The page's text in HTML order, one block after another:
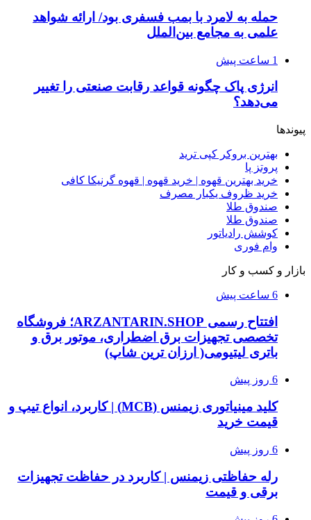
حمله به لامرد با بمب فسفری بود/ ارائه شواهد
علمی به مجامع بین‌الملل
1 ساعت پیش
انرژی پاک چگونه قواعد رقابت صنعتی را تغییر
می‌دهد؟
پیوندها
بهترین بروکر کپی ترید
پروتز پا
خرید بهترین قهوه | خرید قهوه | قهوه گرنیکا کافی
خرید ظروف یکبار مصرف
صندوق طلا
صندوق طلا
کوشش رادیاتور
وام فوری
بازار و کسب و کار
6 ساعت پیش
افتتاح رسمی ARZANTARIN.SHOP؛ فروشگاه
تخصصی تجهیزات برق اضطراری، موتور برق و
باتری لیتیومی( ارزان ترین شاپ)
6 روز پیش
کلید مینیاتوری زیمنس (MCB) | کاربرد، انواع تیپ و
قیمت خرید
6 روز پیش
رله حفاظتی زیمنس | کاربرد در حفاظت تجهیزات
برقی و قیمت